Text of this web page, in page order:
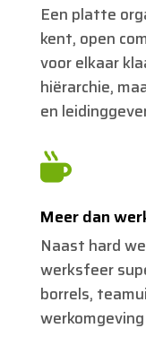
Een platte
kent, open
voor elkaar
hiërarchie,
en

Meer dan
Naast hard
werksfeer
borrels,